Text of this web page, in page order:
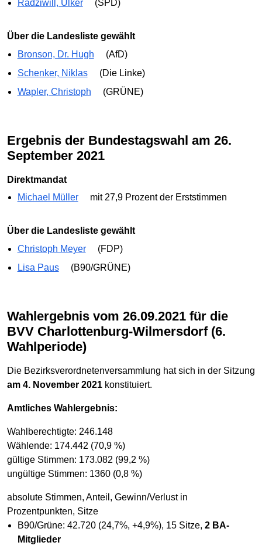
Radziwill, Ülker (SPD)
Über die Landesliste gewählt
Bronson, Dr. Hugh
(AfD)
Schenker, Niklas
(Die Linke)
Wapler, Christoph
(GRÜNE)
Ergebnis der Bundestagswahl am 26.
September 2021
Direktmandat
Michael Müller
mit 27,9 Prozent der Erststimmen
über die Landesliste gewählt
Christoph Meyer
(FDP)
Lisa Paus
(B90/GRÜNE)
Wahlergebnis vom 26.09.2021 für die
BVV Charlottenburg-Wilmersdorf (6.
Wahlperiode)
Die Bezirksverordnetenversammlung hat sich in der Sitzung
am 4. November 2021 konstituiert.
Amtliches Wahlergebnis:
Wahlberechtigte: 246.148
Wählende: 174.442 (70,9 %)
gültige Stimmen: 173.082 (99,2 %)
ungültige Stimmen: 1360 (0,8 %)
absolute Stimmen, Anteil, Gewinn/Verlust in
Prozentpunkten, Sitze
B90/Grüne: 42.720 (24,7%, +4,9%), 15 Sitze, 2 BA-
Mitglieder